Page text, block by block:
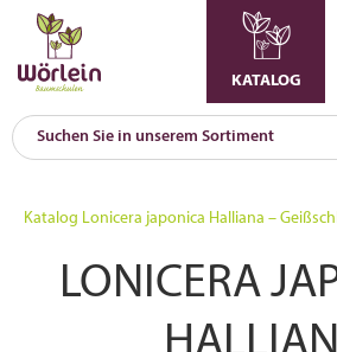
KATALOG
Katalog Lonicera japonica Halliana –
LONICERA